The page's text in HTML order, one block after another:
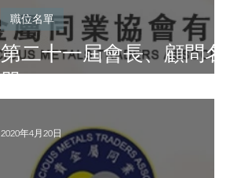
第二十一屆會長、顧問名
單
職位名單
2020年4月20日